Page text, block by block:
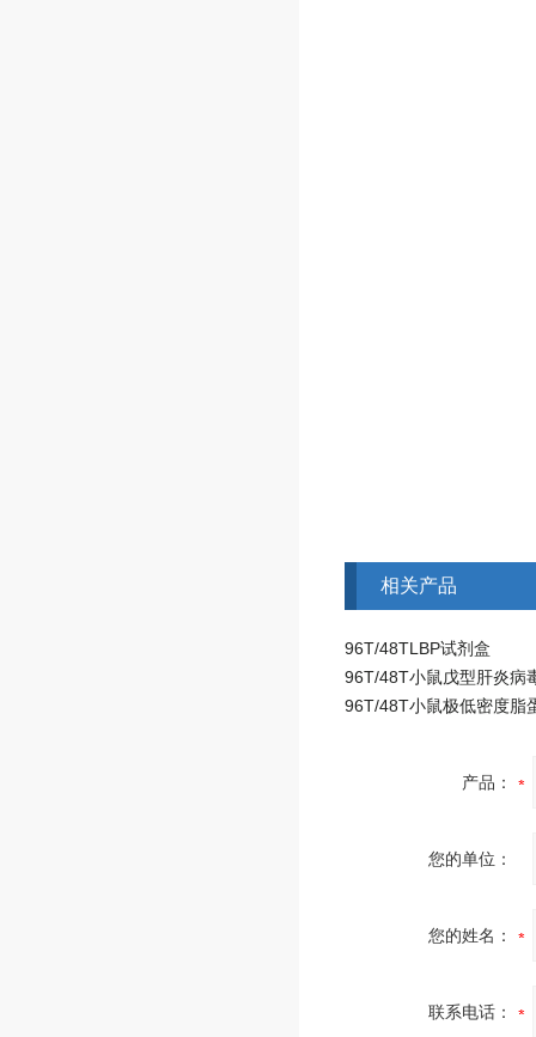
相关产品
96T/48TLBP试剂盒
产品：
您的单位：
您的姓名：
联系电话：